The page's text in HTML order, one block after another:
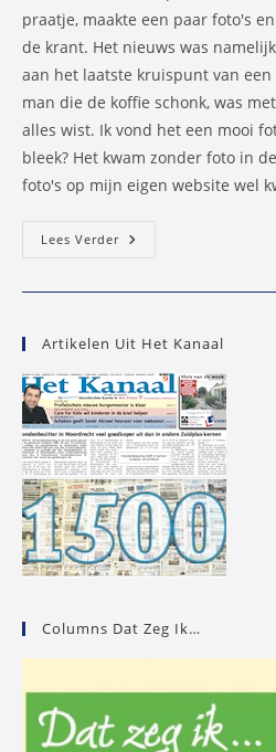
praatje, maakte een paar foto's
de krant. Het nieuws was
aan het laatste kruispunt van een
man die de koffie schonk, was
alles wist. Ik vond het een mooi
bleek? Het kwam zonder foto in
foto's op mijn eigen website wel
Lees VerderStoplichtellende
Artikelen Uit Het Kanaal
Columns Dat Zeg Ik…